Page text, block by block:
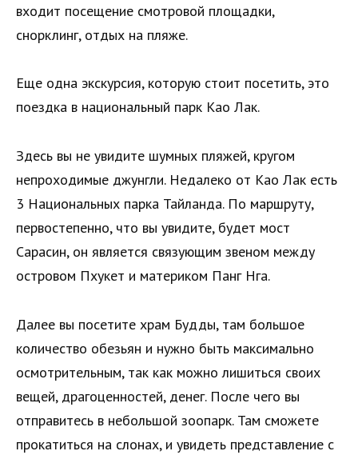
входит посещение смотровой площадки,
снорклинг, отдых на пляже.
Еще одна экскурсия, которую стоит посетить, это
поездка в национальный парк Као Лак.
Здесь вы не увидите шумных пляжей, кругом
непроходимые джунгли. Недалеко от Као Лак есть
3 Национальных парка Тайланда. По маршруту,
первостепенно, что вы увидите, будет мост
Сарасин, он является связующим звеном между
островом Пхукет и материком Панг Нга.
Далее вы посетите храм Будды, там большое
количество обезьян и нужно быть максимально
осмотрительным, так как можно лишиться своих
вещей, драгоценностей, денег. После чего вы
отправитесь в небольшой зоопарк. Там сможете
прокатиться на слонах, и увидеть представление с